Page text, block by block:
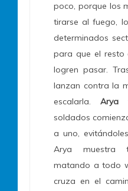
poco, porque los
tirarse al fuego,
determinados
para que el resto
logren pasar.
lanzan contra la
escalarla. Arya
soldados
a uno,
Arya muestra
matando a todo
cruza en el